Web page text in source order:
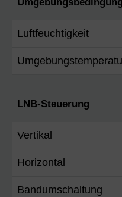
Luftfeuchtigkeit
LNB-Steuerung
Vertikal
Horizontal
Bandumschaltung